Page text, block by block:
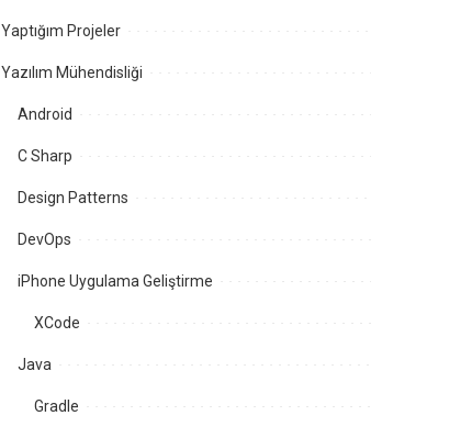
Yaptığım Projeler
Yazılım Mühendisliği
Android
C Sharp
Design Patterns
DevOps
iPhone Uygulama Geliştirme
XCode
Java
Gradle